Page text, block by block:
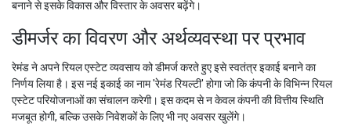
बनाने से इसके विकास और विस्तार के अवसर बढ़ेंगे।
डीमर्जर का विवरण और अर्थव्यवस्था पर प्रभाव
रेमंड ने अपने रियल एस्टेट व्यवसाय को डीमर्ज करते हुए इसे स्वतंत्र इकाई बनाने का
निर्णय लिया है। इस नई इकाई का नाम 'रेमंड रियल्टी' होगा जो कि कंपनी के विभिन्न रियल
एस्टेट परियोजनाओं का संचालन करेगी। इस कदम से न केवल कंपनी की वित्तीय स्थिति
मजबूत होगी, बल्कि उसके निवेशकों के लिए भी नए अवसर खुलेंगे।